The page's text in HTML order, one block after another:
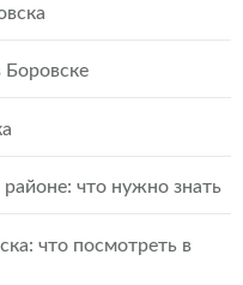
Боровске
что нужно знать
что посмотреть в